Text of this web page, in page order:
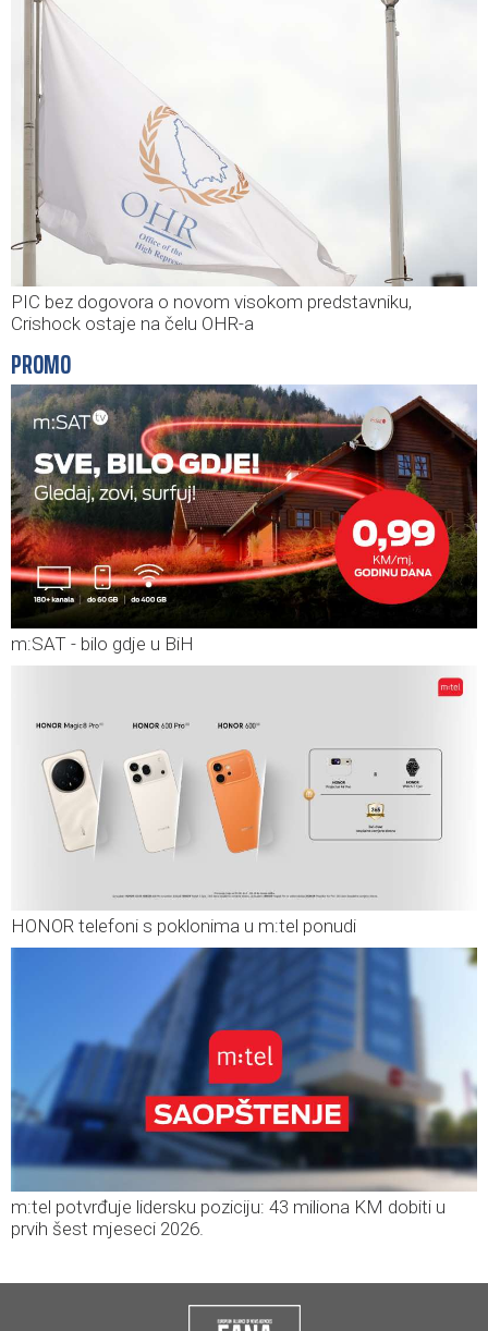
PIC bez dogovora o novom visokom predstavniku,
Crishock ostaje na čelu OHR-a
PROMO
m:SAT - bilo gdje u BiH
HONOR telefoni s poklonima u m:tel ponudi
m:tel potvrđuje lidersku poziciju: 43 miliona KM dobiti u
prvih šest mjeseci 2026.